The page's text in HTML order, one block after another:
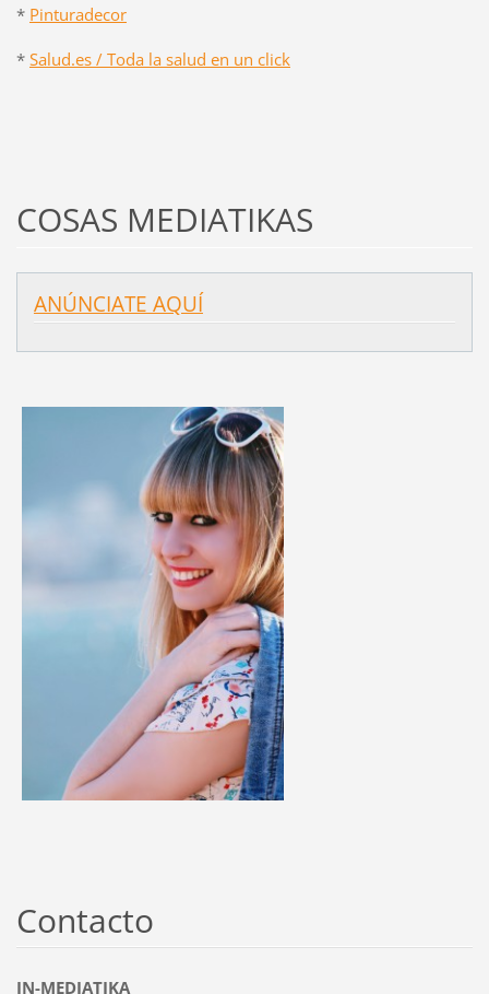
* Pinturadecor
* Salud.es / Toda la salud en un click
COSAS MEDIATIKAS
ANÚNCIATE AQUÍ
Contacto
IN-MEDIATIKA